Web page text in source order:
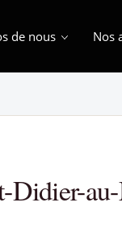
de nous Nos
Didier-